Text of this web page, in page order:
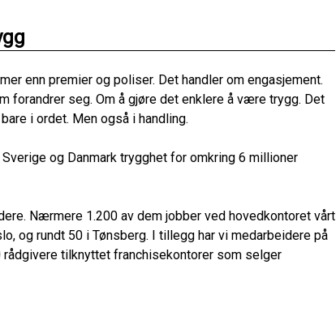
enn premier og poliser. Det handler om engasjement.
forandrer seg. Om å gjøre det enklere å være trygg. Det
i ordet. Men også i handling.
og Danmark trygghet for omkring 6 millioner
Nærmere 1.200 av dem jobber ved hovedkontoret vårt
og rundt 50 i Tønsberg. I tillegg har vi medarbeidere på
tilknyttet franchisekontorer som selger